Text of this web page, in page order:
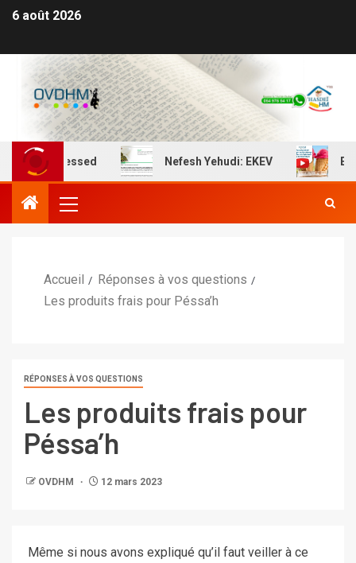
6 août 2026
‘Hessed Nefesh Yehudi: EKEV EKEV:
Accueil
Réponses à vos questions
Les produits frais pour Péssa’h
RÉPONSES À VOS QUESTIONS
Les produits frais pour
Péssa’h
OVDHM 12 mars 2023
Même si nous avons expliqué qu’il faut veiller à ce